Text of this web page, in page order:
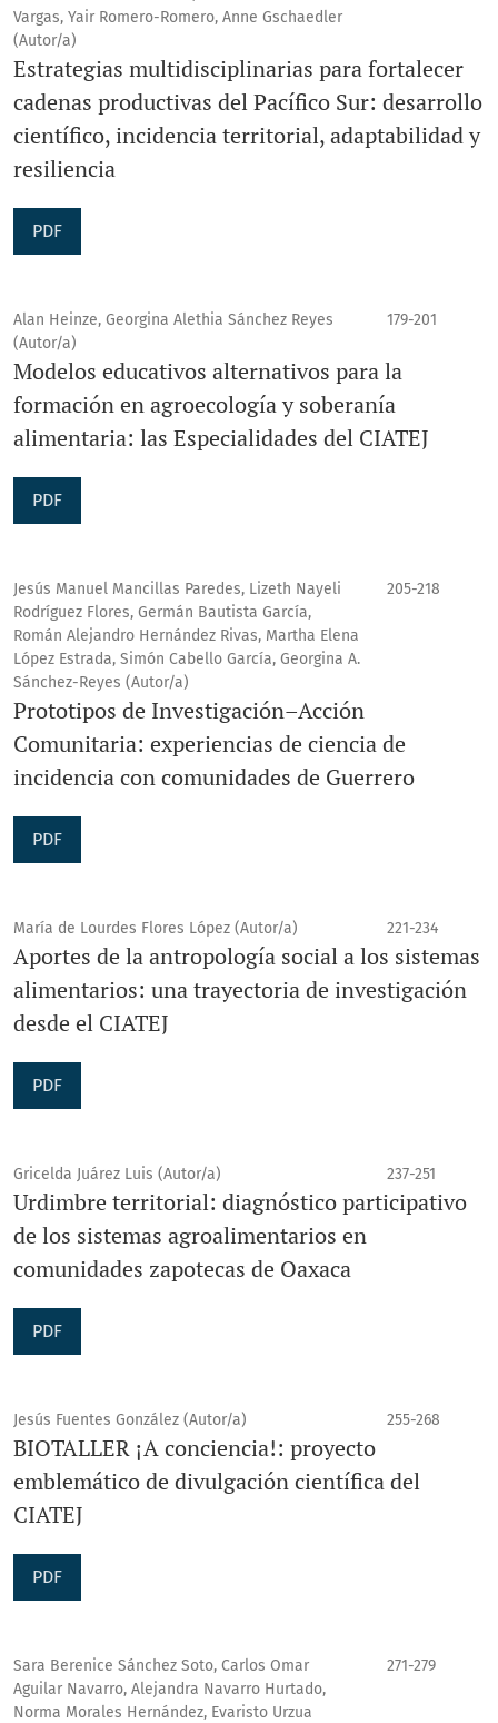
Vargas, Yair Romero-Romero, Anne Gschaedler
(Autor/a)
Estrategias multidisciplinarias para fortalecer
cadenas productivas del Pacífico Sur: desarrollo
científico, incidencia territorial, adaptabilidad y
resiliencia
PDF
Alan Heinze, Georgina Alethia Sánchez Reyes
(Autor/a)
179-201
Modelos educativos alternativos para la
formación en agroecología y soberanía
alimentaria: las Especialidades del CIATEJ
PDF
Jesús Manuel Mancillas Paredes, Lizeth Nayeli
Rodríguez Flores, Germán Bautista García,
Román Alejandro Hernández Rivas, Martha Elena
López Estrada, Simón Cabello García, Georgina A.
Sánchez-Reyes (Autor/a)
205-218
Prototipos de Investigación–Acción
Comunitaria: experiencias de ciencia de
incidencia con comunidades de Guerrero
PDF
María de Lourdes Flores López (Autor/a) 221-234
Aportes de la antropología social a los sistemas
alimentarios: una trayectoria de investigación
desde el CIATEJ
PDF
Gricelda Juárez Luis (Autor/a) 237-251
Urdimbre territorial: diagnóstico participativo
de los sistemas agroalimentarios en
comunidades zapotecas de Oaxaca
PDF
Jesús Fuentes González (Autor/a) 255-268
BIOTALLER ¡A conciencia!: proyecto
emblemático de divulgación científica del
CIATEJ
PDF
Sara Berenice Sánchez Soto, Carlos Omar
Aguilar Navarro, Alejandra Navarro Hurtado,
Norma Morales Hernández, Evaristo Urzua
271-279